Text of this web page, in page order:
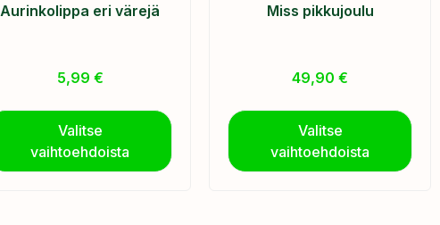
Aurinkolippa eri värejä
5,99 €
Valitse
vaihtoehdoista
Miss pikkujoulu
49,90€
Valitse
vaihtoehdoista